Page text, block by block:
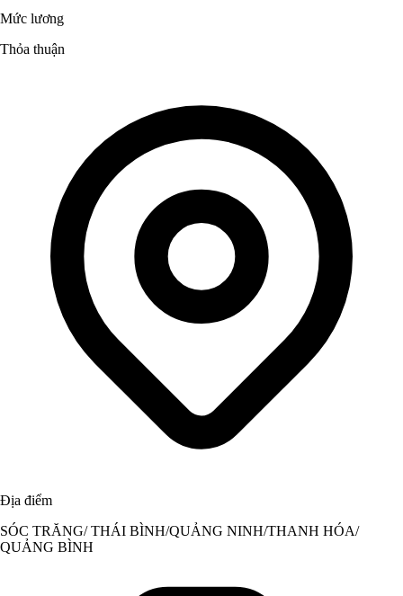
Mức lương
Thỏa thuận
Địa điểm
SÓC TRĂNG/ THÁI BÌNH/QUẢNG NINH/THANH HÓA/
QUẢNG BÌNH